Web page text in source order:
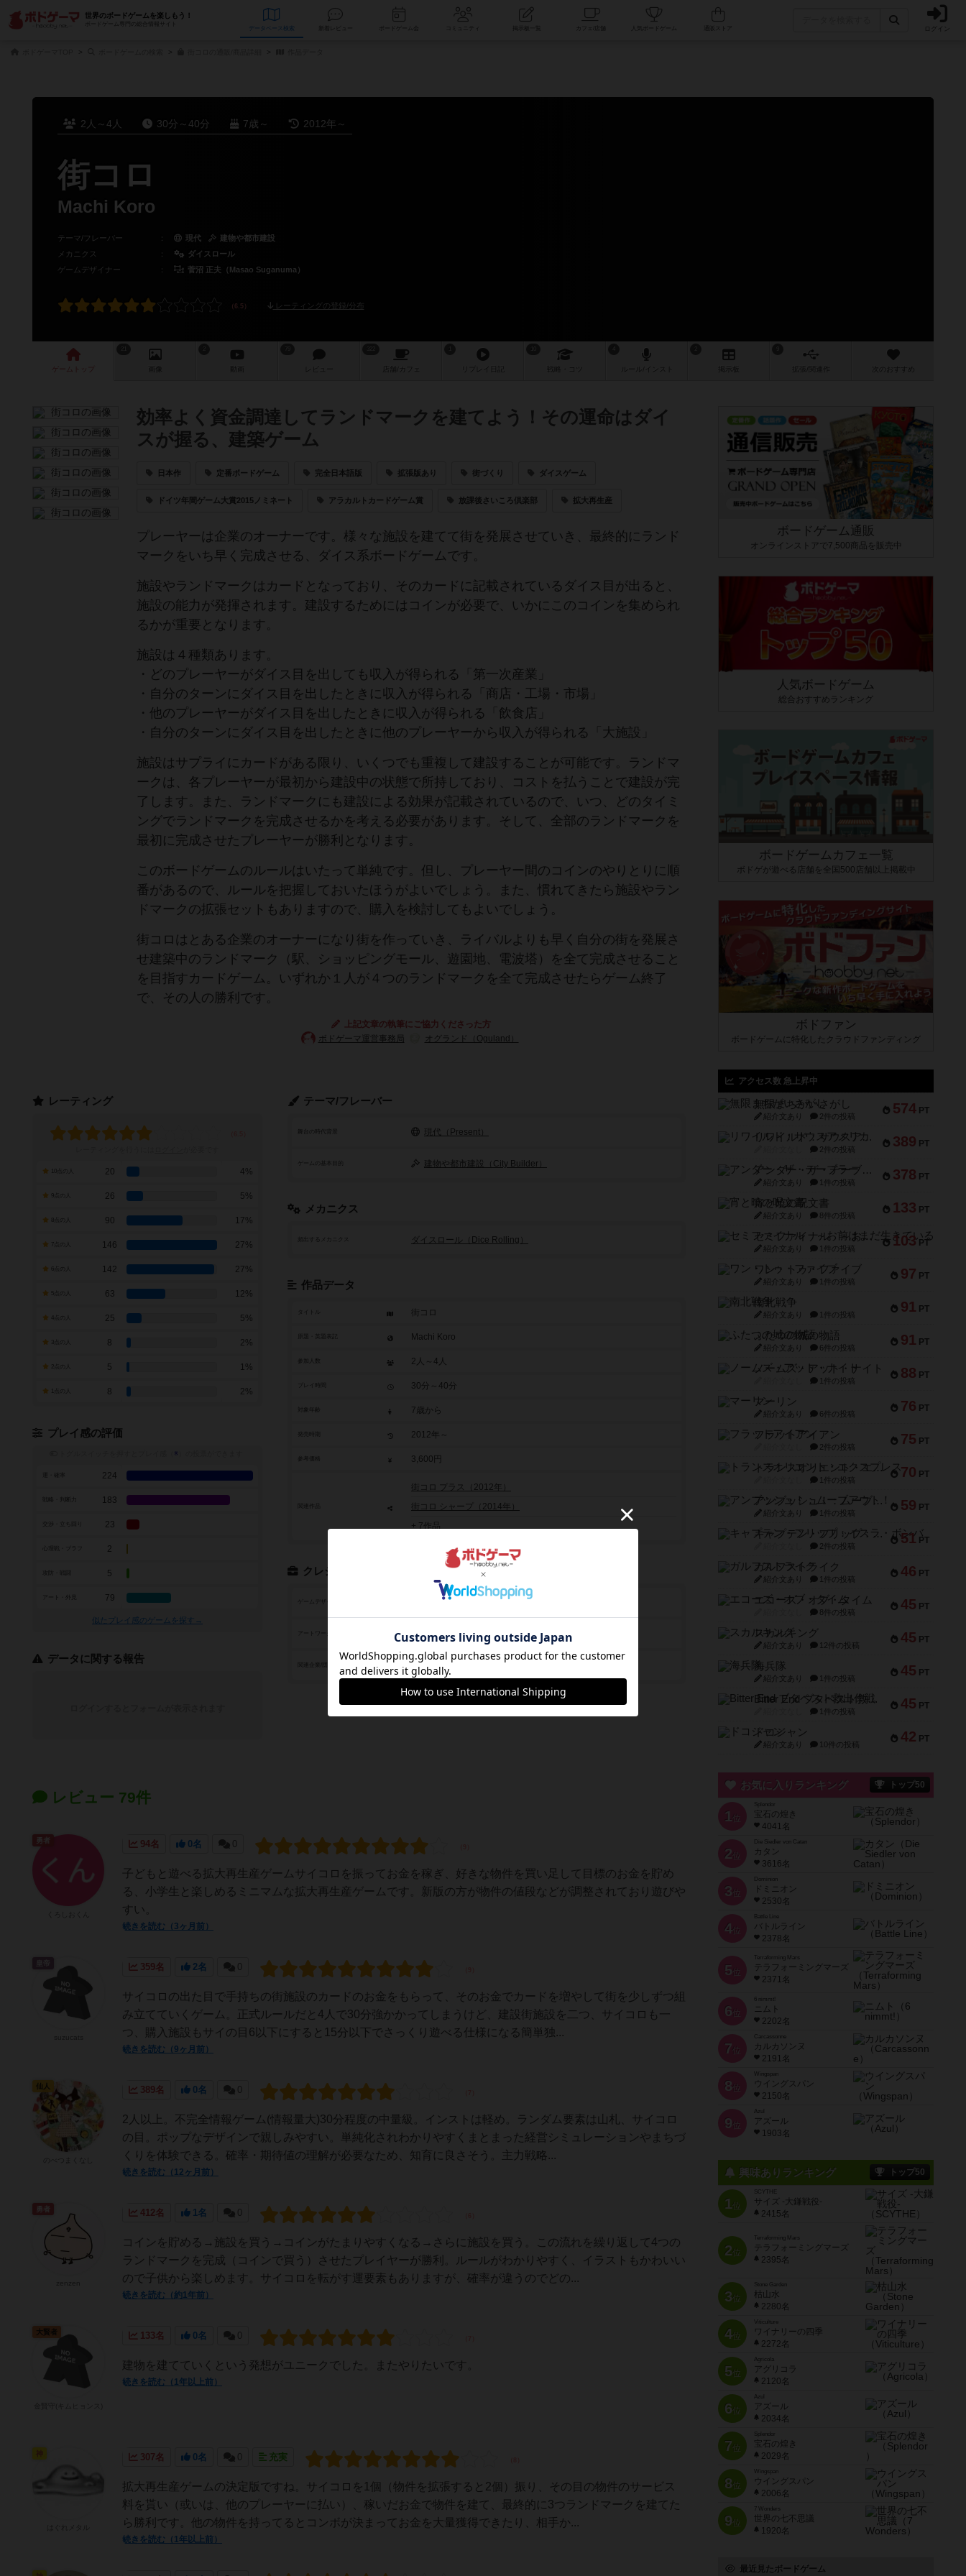
世界のボードゲームを楽しもう！
ボードゲーム専門の総合情報サイト
データベース コミュニティ 人気ボードゲーム ログイン
2人～4人 30分～40分 7歳～ 2012年～
街コロ
Machi Koro
テーマ/フレーバー ： 現代
建物や都市建設
メカニクス
：
ダイスロール
ゲームデザイナー
： 菅沼 正夫（Masao Suganuma）
レーティングの登録/分布
ゲーム 画像 レビュー 店舗/ カフェ 戦略 作 次のおすすめ
効率よく資金調達してランドマークを建てよう！その運命はダイ
スが握る、建築ゲーム
日本作 定番ボードゲーム 完全日本語版 拡張版あり 街づくり ダイスゲーム
ドイツ年間ゲーム大賞2015ノミネート アラカルトカードゲーム賞 放課後さいころ倶楽部 拡大再生産
プレーヤーは企業のオーナーです。様々な施設を建てて街を発展させていき、最終的にランド
マークをいち早く完成させる、ダイス系ボードゲームです。
施設やランドマークはカードとなっており、そのカードに記載されているダイス目が出ると、
施設の能力が発揮されます。建設するためにはコインが必要で、いかにこのコインを集められ
るかが重要となります。
施設は４種類あります。
・どのプレーヤーがダイス目を出しても収入が得られる「第一次産業」
・自分のターンにダイス目を出したときに収入が得られる「商店・工場・市場」
・他のプレーヤーがダイス目を出したときに収入が得られる「飲食店」
・自分のターンにダイス目を出したときに他のプレーヤーから収入が得られる「大施設」
施設はサプライにカードがある限り、いくつでも重複して建設することが可能です。ランドマ
ークは、各プレーヤーが最初から建設中の状態で所持しており、コストを払うことで建設が完
了します。また、ランドマークにも建設による効果が記載されているので、いつ、どのタイミ
ングでランドマークを完成させるかを考える必要があります。そして、全部のランドマークを
最初に完成させたプレーヤーが勝利となります。
このボードゲームのルールはいたって単純です。但し、プレーヤー間のコインのやりとりに順
番があるので、ルールを把握しておいたほうがよいでしょう。また、慣れてきたら施設やラン
ドマークの拡張セットもありますので、購入を検討してもよいでしょう。
街コロはとある企業のオーナーになり街を作っていき、ライバルよりも早く自分の街を発展さ
せ建築中のランドマーク（駅、ショッピングモール、遊園地、電波塔）を全て完成させること
を目指すカードゲーム。いずれか１人が４つのランドマークを全て完成させたらゲーム終了
で、その人の勝利です。
上記文章の執筆にご協力くださった方
ボドゲーマ運営事務局
オグランド（Oguland）
テーマ/フレーバー
舞台の時代背景 現代（Present）
ゲームの基本目的 建物や都市建設（City Builder）
メカニクス
頻出するメカニクス ダイスロール（Dice Rolling）
作品データ
タイトル 街コロ
Machi Koro
参加人数 2人～4人
30分～40分
7歳から
2012年～
参考価格 3,600円
関連作品
街コロ プラス（2012年）
街コロ シャープ（2014年）
+ 7作品
クレジット
ゲームデザイン 菅沼 正夫（Masao Suganuma）
堀田 昇（Noboru Hotta）
グランディング（Grounding）
レーティング
20 4%
26 5%
90 17%
7点の人 146 27%
142 27%
63 12%
25 5%
8 2%
5 1%
8 2%
プレイ感の評価
※
224
戦略・判断力 183
23
2
5
アート・外見 79
似たプレイ感のゲームを探す→
データに関する報告
レビュー 79件
94名 0名 0
子どもと遊べる拡大再生産ゲームサイコロを振ってお金を稼ぎ、好きな物件を買い足して目標のお金を貯め
る、小学生と楽しめるミニマムな拡大再生産ゲームです。新版の方が物件の値段などが調整されており遊びや
すい。
続きを読む（3ヶ月前）
勇者
359名 2名 0
サイコロの出た目で手持ちの街施設のカードのお金をもらって、そのお金でカードを増やして街を少しずつ組
み立てていくゲーム。正式ルールだと4人で30分強かかってしまうけど、建設街施設を二つ、サイコロも一
つ、購入施設もサイの目6以下にすると15分以下でさっくり遊べる仕様になる簡単独...
続きを読む（9ヶ月前）
皇帝
389名 0名 0
2人以上。不完全情報ゲーム(情報量大)30分程度の中量級。インストは軽め。ランダム要素は山札、サイコロ
の目。ポップなデザインで親しみやすい。単純化されわかりやすくまとまった経営シミュレーションやまちづ
くりを体験できる。確率・期待値の理解が必要なため、知育に良さそう。主力戦略...
続きを読む（12ヶ月前）
仙人
412名 1名 0
コインを貯める→施設を買う→コインがたまりやすくなる→さらに施設を買う。この流れを繰り返して4つの
ランドマークを完成（コインで買う）させたプレイヤーが勝利。ルールがわかりやすく、イラストもかわいい
ので子供から楽しめます。サイコロを転がす運要素もありますが、確率が違うのでどの...
続きを読む（約1年前）
勇者
133名 0名 0
建物を建てていくという発想がユニークでした。またやりたいです。
続きを読む（1年以上前）
大賢者
307名 0名 0 充実
拡大再生産ゲームの決定版ですね。サイコロを1個（物件を拡張すると2個）振り、その目の物件のサービス
料を貰い（或いは、他のプレーヤーに払い）、稼いだお金で物件を建て、最終的に3つランドマークを建てた
ら勝利です。他の物件を持ってるとコンボが決まってお金を大量獲得できたり、相手か...
続きを読む（1年以上前）
ボードゲーム通販
オンラインストアで7,500商品を販売中
人気ボードゲーム
総合おすすめランキング
ボードゲームカフェ一覧
ボドゲが遊べる店舗を全国500店舗以上掲載中
ボドファン
ボードゲームに特化したクラウドファンディング
アクセス数 急上昇中
574 PT
無限まちがいさがし
紹介文あり 2件の投稿
389 PT
リワイルド：サウスアメリカ
2件の投稿
378 PT
アンダー・ザ・テーブラー
紹介文あり 1件の投稿
133 PT
宵と暁の呪文書
紹介文あり 8件の投稿
103 PT
セミファイナル ～お前はまだ生きている～
紹介文あり 1件の投稿
97 PT
ワン・トゥ・ファイブ
紹介文あり 1件の投稿
91 PT
南北戦争
紹介文あり 1件の投稿
91 PT
ふたつの城の物語
紹介文あり 6件の投稿
88 PT
ノームズ・アット・ナイト
1件の投稿
76 PT
マーリン
紹介文あり 6件の投稿
75 PT
フラットアイアン
2件の投稿
70 PT
トランスオリエント・エクスプレス
1件の投稿
59 PT
アンブッシュ！：ムーブアウト！
紹介文あり 1件の投稿
51 PT
キャプテン・フリップ：イスラ・ボンバ
2件の投稿
46 PT
ガルフストライク
紹介文あり 1件の投稿
45 PT
エコーズ・オブ・タイム
8件の投稿
45 PT
スカルキング
紹介文あり 12件の投稿
45 PT
海兵隊
紹介文あり 1件の投稿
45 PT
Bitter End ブタペスト救出作戦
1件の投稿
42 PT
ドコジャン
紹介文あり 10件の投稿
お気に入りランキング トップ50
1 位
宝石の煌き
4041名
2 位
Die Siedler von Catan
カタン
3616名
3 位
ドミニオン
2530名
4位
Battle Line
バトルライン
2378名
5 位
Terraforming Mars
テラフォーミングマーズ
2371名
6 位
ニムト
2202名
7 位
Carcassonne
カルカソンヌ
2191名
8 位
Wingspan
ウイングスパン
2150名
9 位
Azul
アズール
1903名
興味ありランキング トップ50
1位
SCYTHE
サイズ -大鎌戦役-
2415名
2位
Terraforming Mars
テラフォーミングマーズ
2395名
3位
Stone Garden
枯山水
2280名
4位
Viticulture
ワイナリーの四季
2272名
5位
Agricola
アグリコラ
2120名
6位
Azul
アズール
2034名
7位
宝石の煌き
2029名
8位
Wingspan
ウイングスパン
2006名
9位
7 Wonders
世界の七不思議
1920名
最近見たボードゲーム